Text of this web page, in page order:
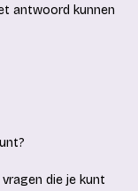
antwoord kunnen
die je kunt